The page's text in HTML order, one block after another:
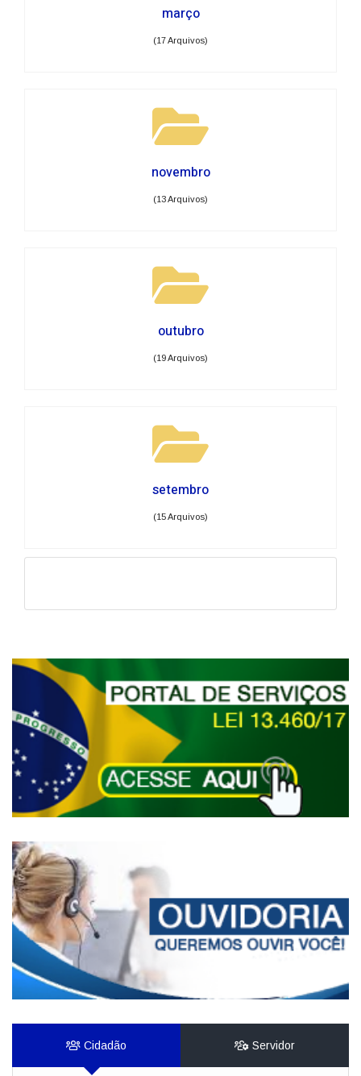
março
(17 Arquivos)
novembro
(13 Arquivos)
outubro
(19 Arquivos)
setembro
(15 Arquivos)
Cidadão Servidor